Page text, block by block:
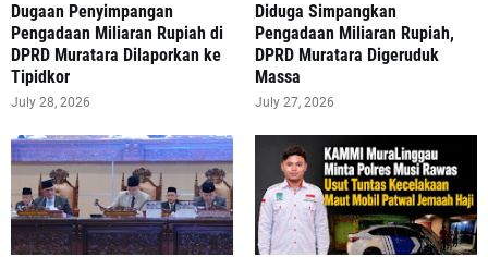
‎Dugaan Penyimpangan
Pengadaan Miliaran Rupiah di
DPRD Muratara Dilaporkan ke
Tipidkor
July 28, 2026
Diduga Simpangkan
Pengadaan Miliaran Rupiah,
DPRD Muratara Digeruduk
Massa
July 27, 2026